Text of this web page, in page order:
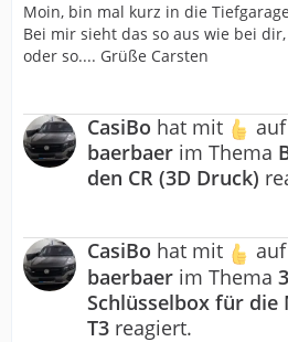
Moin, bin mal kurz in die
Bei mir sieht das so aus wie bei
oder so.... Grüße Carsten
CasiBo hat mit
baerbaer im Thema
den CR (3D Druck)
CasiBo hat mit
baerbaer im Thema
Schlüsselbox für die
T3 reagiert.